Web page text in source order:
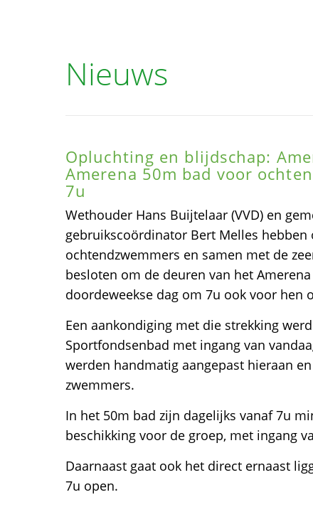
Nieuws
Opluchting en blijdschap:
Amerena 50m bad voor
7u
Wethouder Hans Buijtelaar (VVD) en
gebruikscoördinator Bert Melles hebben
ochtendzwemmers en samen met de
besloten om de deuren van het
doordeweekse dag om 7u ook voor hen
Een aankondiging met die strekking
Sportfondsenbad met ingang van
werden handmatig aangepast hieraan
zwemmers.
In het 50m bad zijn dagelijks vanaf 7u
beschikking voor de groep, met ingang
Daarnaast gaat ook het direct ernaast
7u open.